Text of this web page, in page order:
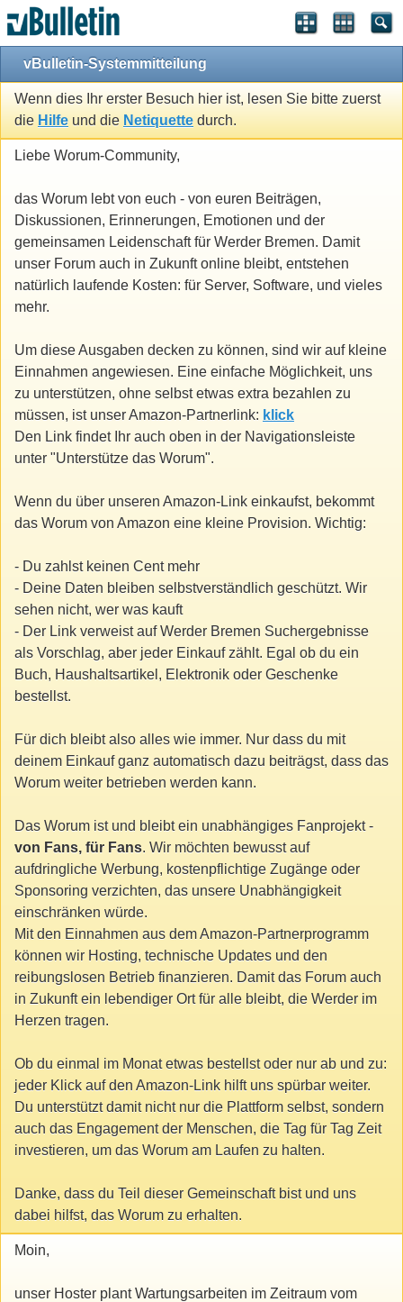
vBulletin-Systemmitteilung
Wenn dies Ihr erster Besuch hier ist, lesen Sie bitte zuerst
die Hilfe und die Netiquette durch.
Liebe Worum-Community,
das Worum lebt von euch - von euren Beiträgen,
Diskussionen, Erinnerungen, Emotionen und der
gemeinsamen Leidenschaft für Werder Bremen. Damit
unser Forum auch in Zukunft online bleibt, entstehen
natürlich laufende Kosten: für Server, Software, und vieles
mehr.
Um diese Ausgaben decken zu können, sind wir auf kleine
Einnahmen angewiesen. Eine einfache Möglichkeit, uns
zu unterstützen, ohne selbst etwas extra bezahlen zu
müssen, ist unser Amazon-Partnerlink: klick
Den Link findet Ihr auch oben in der Navigationsleiste
unter "Unterstütze das Worum".
Wenn du über unseren Amazon-Link einkaufst, bekommt
das Worum von Amazon eine kleine Provision. Wichtig:
- Du zahlst keinen Cent mehr
- Deine Daten bleiben selbstverständlich geschützt. Wir
sehen nicht, wer was kauft
- Der Link verweist auf Werder Bremen Suchergebnisse
als Vorschlag, aber jeder Einkauf zählt. Egal ob du ein
Buch, Haushaltsartikel, Elektronik oder Geschenke
bestellst.
Für dich bleibt also alles wie immer. Nur dass du mit
deinem Einkauf ganz automatisch dazu beiträgst, dass das
Worum weiter betrieben werden kann.
Das Worum ist und bleibt ein unabhängiges Fanprojekt -
von Fans, für Fans. Wir möchten bewusst auf
aufdringliche Werbung, kostenpflichtige Zugänge oder
Sponsoring verzichten, das unsere Unabhängigkeit
einschränken würde.
Mit den Einnahmen aus dem Amazon-Partnerprogramm
können wir Hosting, technische Updates und den
reibungslosen Betrieb finanzieren. Damit das Forum auch
in Zukunft ein lebendiger Ort für alle bleibt, die Werder im
Herzen tragen.
Ob du einmal im Monat etwas bestellst oder nur ab und zu:
jeder Klick auf den Amazon-Link hilft uns spürbar weiter.
Du unterstützt damit nicht nur die Plattform selbst, sondern
auch das Engagement der Menschen, die Tag für Tag Zeit
investieren, um das Worum am Laufen zu halten.
Danke, dass du Teil dieser Gemeinschaft bist und uns
dabei hilfst, das Worum zu erhalten.
Moin,
unser Hoster plant Wartungsarbeiten im Zeitraum vom